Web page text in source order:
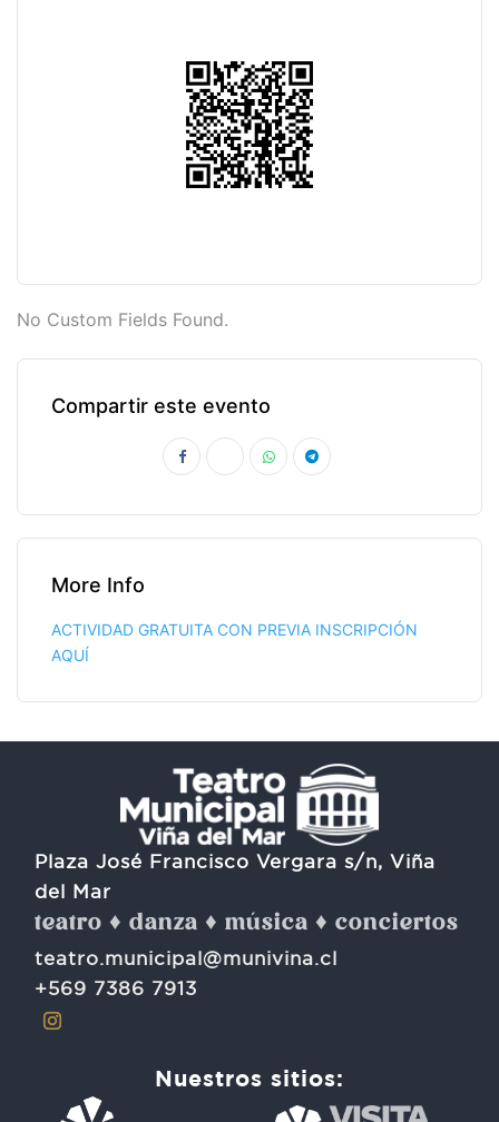
No Custom Fields Found.
Compartir este evento
More Info
ACTIVIDAD GRATUITA CON PREVIA INSCRIPCIÓN
AQUÍ
Plaza José Francisco Vergara s/n, Viña
del Mar
teatro ♦ danza ♦ música ♦ conciertos
teatro.municipal@munivina.cl
+569 7386 7913
Nuestros sitios: